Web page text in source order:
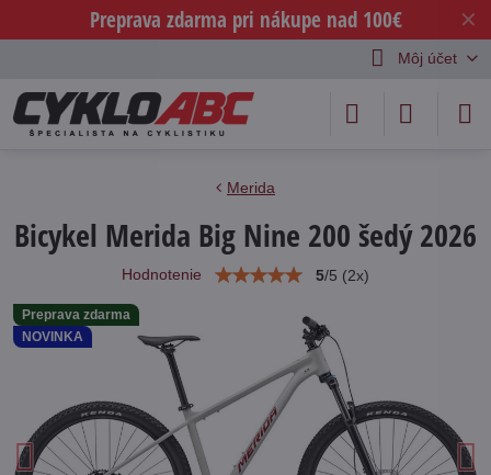
✕
Preprava zdarma pri nákupe nad 100€
Môj účet
Preprava zdarma
NOVINKA
Merida
Bicykel Merida Big Nine 200 šedý 2026
Hodnotenie 5/5 (2x)